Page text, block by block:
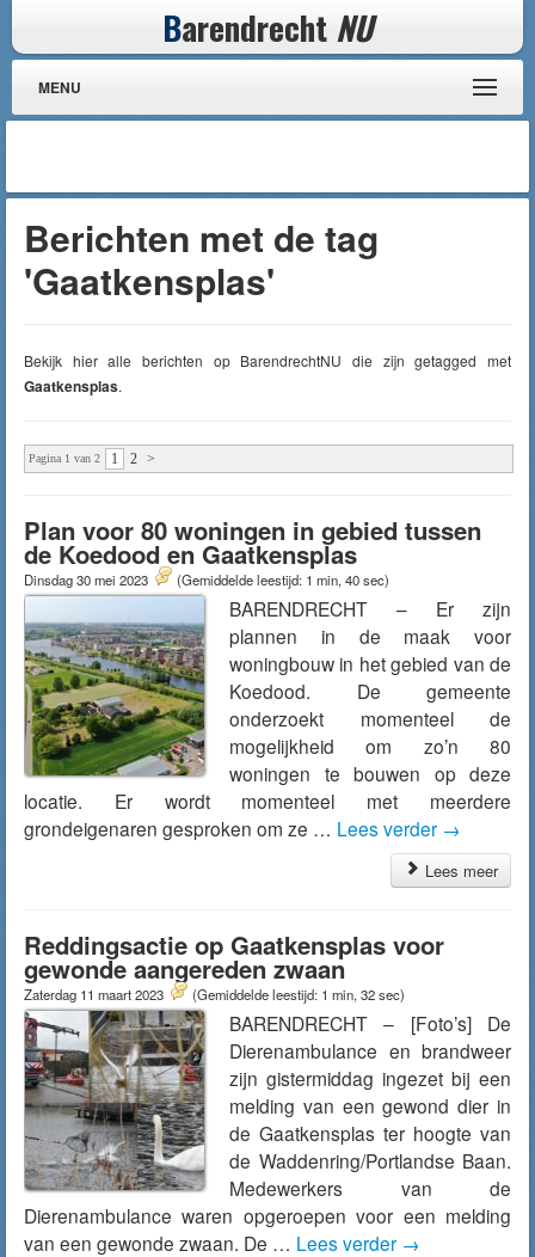
Barendrecht NU
MENU
Berichten met de tag
'Gaatkensplas'
Bekijk hier alle berichten op BarendrechtNU die zijn getagged met
Gaatkensplas.
Pagina 1 van 2 1 2 >
Plan voor 80 woningen in gebied tussen
de Koedood en Gaatkensplas
Dinsdag 30 mei 2023 (Gemiddelde leestijd: 1 min, 40 sec)
BARENDRECHT – Er zijn
plannen in de maak voor
woningbouw in het gebied van de
Koedood. De gemeente
onderzoekt momenteel de
mogelijkheid om zo’n 80
woningen te bouwen op deze
locatie. Er wordt momenteel met meerdere
grondeigenaren gesproken om ze … Lees verder →
Lees meer
Reddingsactie op Gaatkensplas voor
gewonde aangereden zwaan
Zaterdag 11 maart 2023 (Gemiddelde leestijd: 1 min, 32 sec)
BARENDRECHT – [Foto’s] De
Dierenambulance en brandweer
zijn gistermiddag ingezet bij een
melding van een gewond dier in
de Gaatkensplas ter hoogte van
de Waddenring/Portlandse Baan.
Medewerkers van de
Dierenambulance waren opgeroepen voor een melding
van een gewonde zwaan. De … Lees verder →